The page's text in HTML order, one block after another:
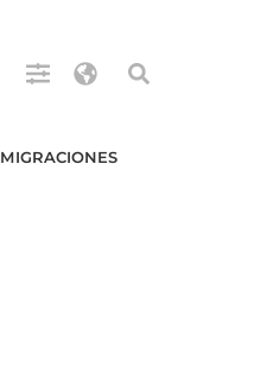
MIGRACIONES